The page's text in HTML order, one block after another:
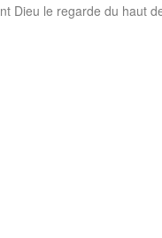
Dieu le regarde du haut